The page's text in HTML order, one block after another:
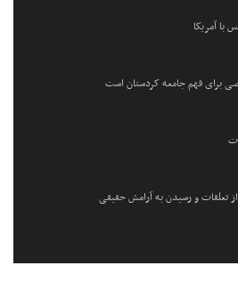
آمریکا
برای فهم جامعه کردستان است
تعلقات و رسیدن به آرامش حقیقی